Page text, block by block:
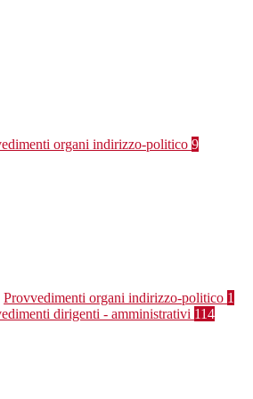
organi indirizzo-politico 9
Provvedimenti organi indirizzo-politico 1
dirigenti - amministrativi 114